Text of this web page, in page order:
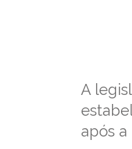
A
após a